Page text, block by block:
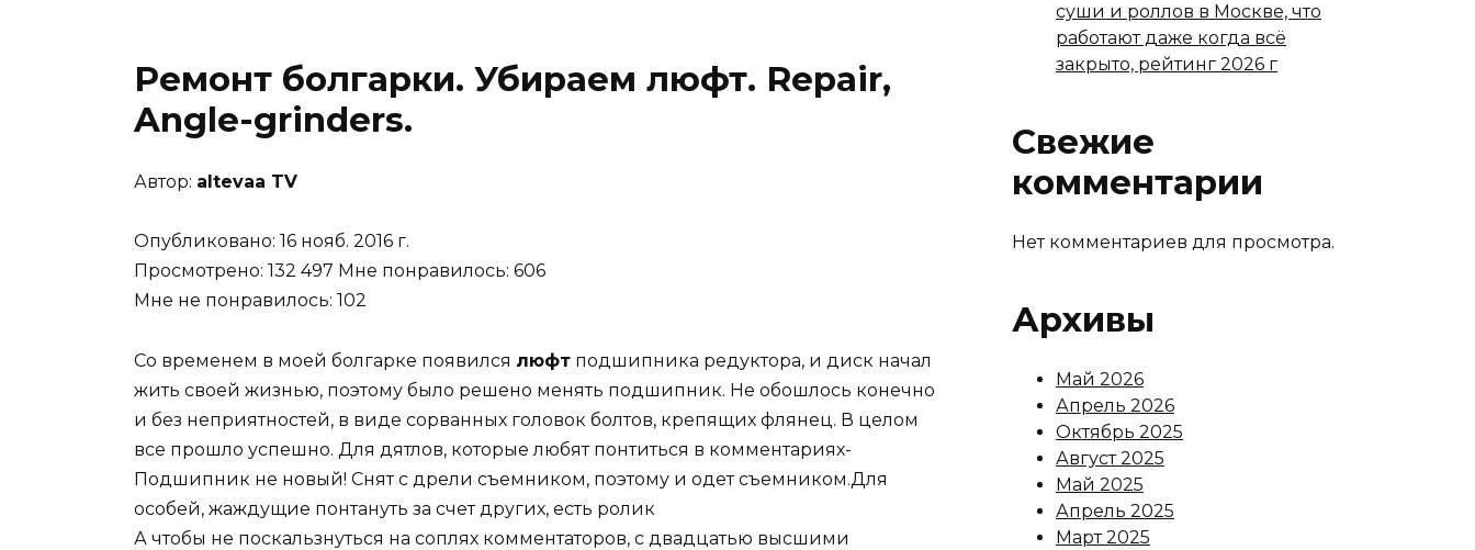
Ремонт болгарки. Убираем люфт. Repair,
Angle-grinders.
Автор: altevaa TV
Опубликовано: 16 нояб. 2016 г.
Просмотрено: 132 497 Мне понравилось: 606
Мне не понравилось: 102
Со временем в моей болгарке появился люфт подшипника редуктора, и диск начал
жить своей жизнью, поэтому было решено менять подшипник. Не обошлось конечно
и без неприятностей, в виде сорванных головок болтов, крепящих флянец. В целом
все прошло успешно. Для дятлов, которые любят понтиться в комментариях-
Подшипник не новый! Снят с дрели съемником, поэтому и одет съемником.Для
особей, жаждущие понтануть за счет других, есть ролик
А чтобы не поскальзнуться на соплях комментаторов, с двадцатью высшими
суши и роллов в Москве, что
работают даже когда всё
закрыто, рейтинг 2026 г
Свежие
комментарии
Нет комментариев для просмотра.
Архивы
Май 2026
Апрель 2026
Октябрь 2025
Август 2025
Май 2025
Апрель 2025
Март 2025